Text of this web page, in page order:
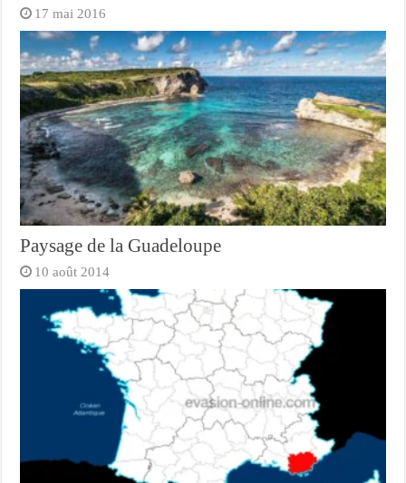
17 mai 2016
Paysage de la Guadeloupe
10 août 2014